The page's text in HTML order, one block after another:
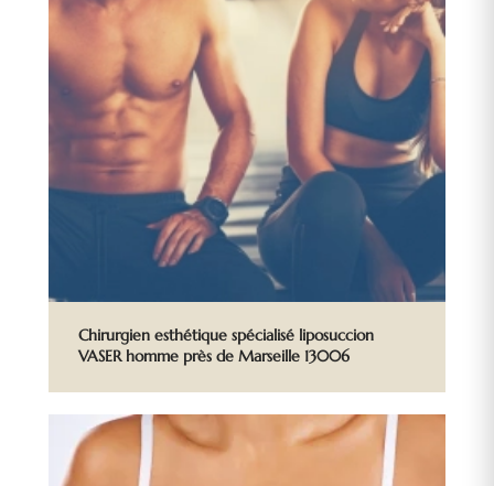
Chirurgien esthétique spécialisé liposuccion
VASER homme près de Marseille 13006